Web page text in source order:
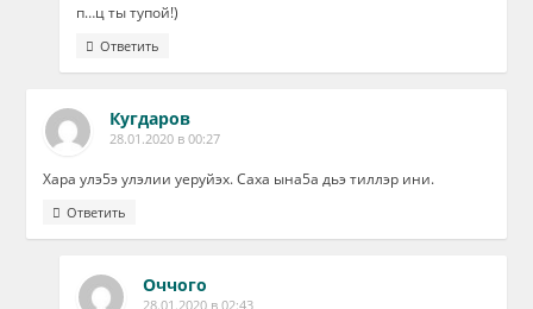
п…ц ты тупой!)
Ответить
Кугдаров
28.01.2020 в 00:27
Хара улэ5э улэлии уеруйэх. Саха ына5а дьэ тиллэр ини.
Ответить
Оччого
28.01.2020 в 02:43